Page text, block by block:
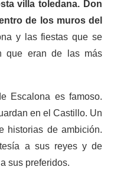
villa toledana. Don
de los muros del
y las fiestas que se
que eran de las más
Escalona es famoso.
en el Castillo. Un
historias de ambición.
a sus reyes y de
sus preferidos.